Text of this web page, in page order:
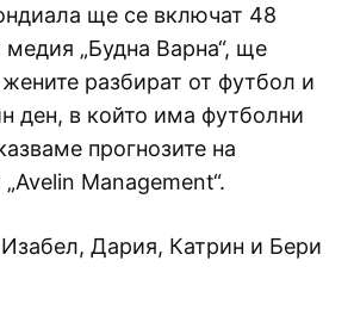
ще се включат 48
„Будна Варна“, ще
разбират от футбол и
ден, в който има футболни
прогнозите на
Management“.
Дария, Катрин и Бери